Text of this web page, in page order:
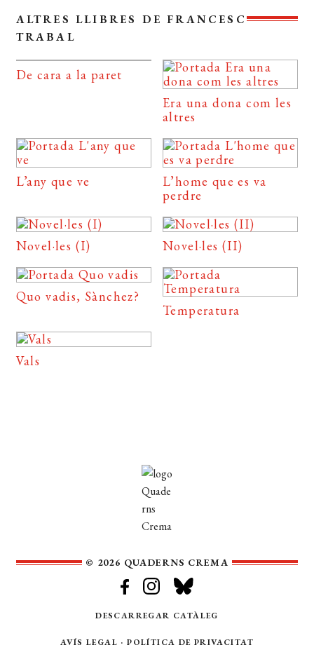
ALTRES LLIBRES DE FRANCESC
TRABAL
De cara a la paret
Era una dona com les
altres
L’any que ve
L’home que es va
perdre
Novel·les (I) Novel·les (II)
Quo vadis, Sànchez?
Temperatura
Vals
© 2026 QUADERNS CREMA
DESCARREGAR CATÀLEG
AVÍS LEGAL ·POLÍTICA DE PRIVACITAT